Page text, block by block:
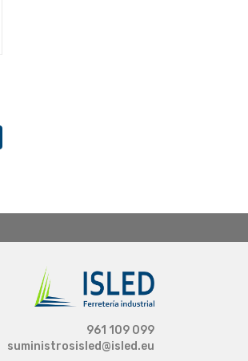
961 109 099
suministrosisled@isled.eu